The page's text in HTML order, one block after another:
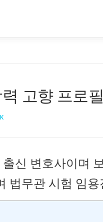
고향 프로필
신 변호사이며
법무관 시험 임